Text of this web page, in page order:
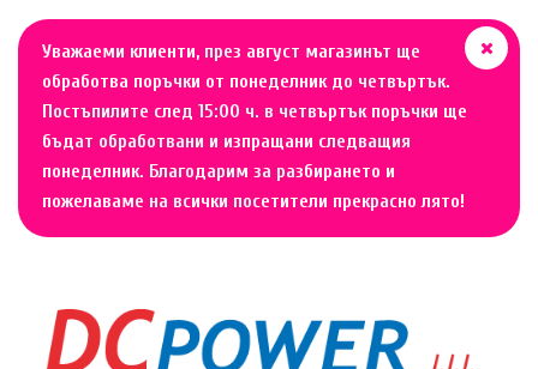
Уважаеми клиенти, през август магазинът ще
обработва поръчки от понеделник до четвъртък.
Постъпилите след 15:00 ч. в четвъртък поръчки ще
бъдат обработвани и изпращани следващия
понеделник. Благодарим за разбирането и
пожелаваме на всички посетители прекрасно лято!